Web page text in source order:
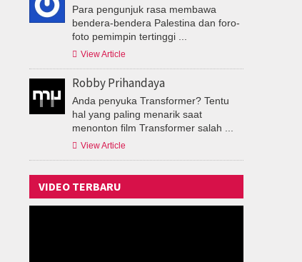
Para pengunjuk rasa membawa
bendera-bendera Palestina dan foro-
foto pemimpin tertinggi ...
 View Article
Robby Prihandaya
Anda penyuka Transformer? Tentu
hal yang paling menarik saat
menonton film Transformer salah ...
 View Article
VIDEO TERBARU